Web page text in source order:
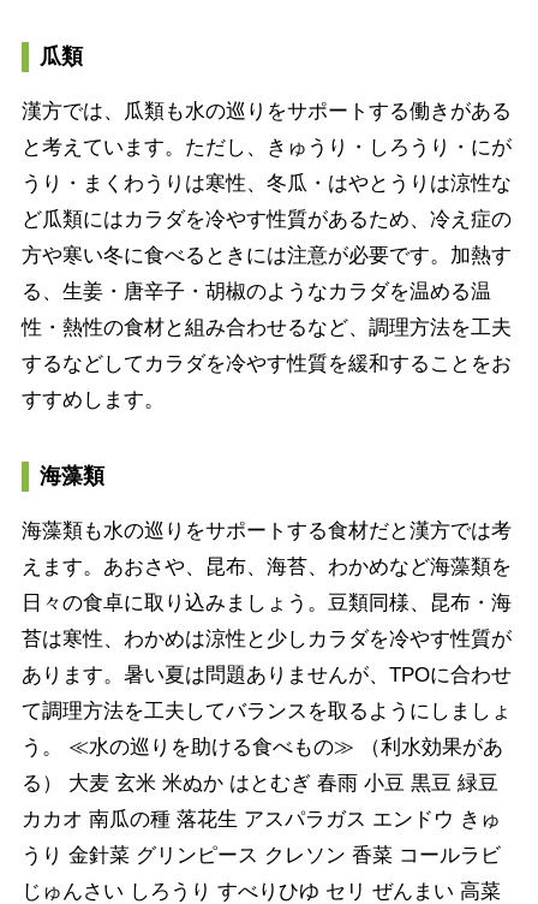
瓜類
漢方では、瓜類も水の巡りをサポートする働きがある
と考えています。ただし、きゅうり・しろうり・にが
うり・まくわうりは寒性、冬瓜・はやとうりは涼性な
ど瓜類にはカラダを冷やす性質があるため、冷え症の
方や寒い冬に食べるときには注意が必要です。加熱す
る、生姜・唐辛子・胡椒のようなカラダを温める温
性・熱性の食材と組み合わせるなど、調理方法を工夫
するなどしてカラダを冷やす性質を緩和することをお
すすめします。
海藻類
海藻類も水の巡りをサポートする食材だと漢方では考
えます。あおさや、昆布、海苔、わかめなど海藻類を
日々の食卓に取り込みましょう。豆類同様、昆布・海
苔は寒性、わかめは涼性と少しカラダを冷やす性質が
あります。暑い夏は問題ありませんが、TPOに合わせ
て調理方法を工夫してバランスを取るようにしましょ
う。 ≪水の巡りを助ける食べもの≫ （利水効果があ
る） 大麦 玄米 米ぬか はとむぎ 春雨 小豆 黒豆 緑豆
カカオ 南瓜の種 落花生 アスパラガス エンドウ きゅ
うり 金針菜 グリンピース クレソン 香菜 コールラビ
じゅんさい しろうり すべりひゆ セリ ぜんまい 高菜